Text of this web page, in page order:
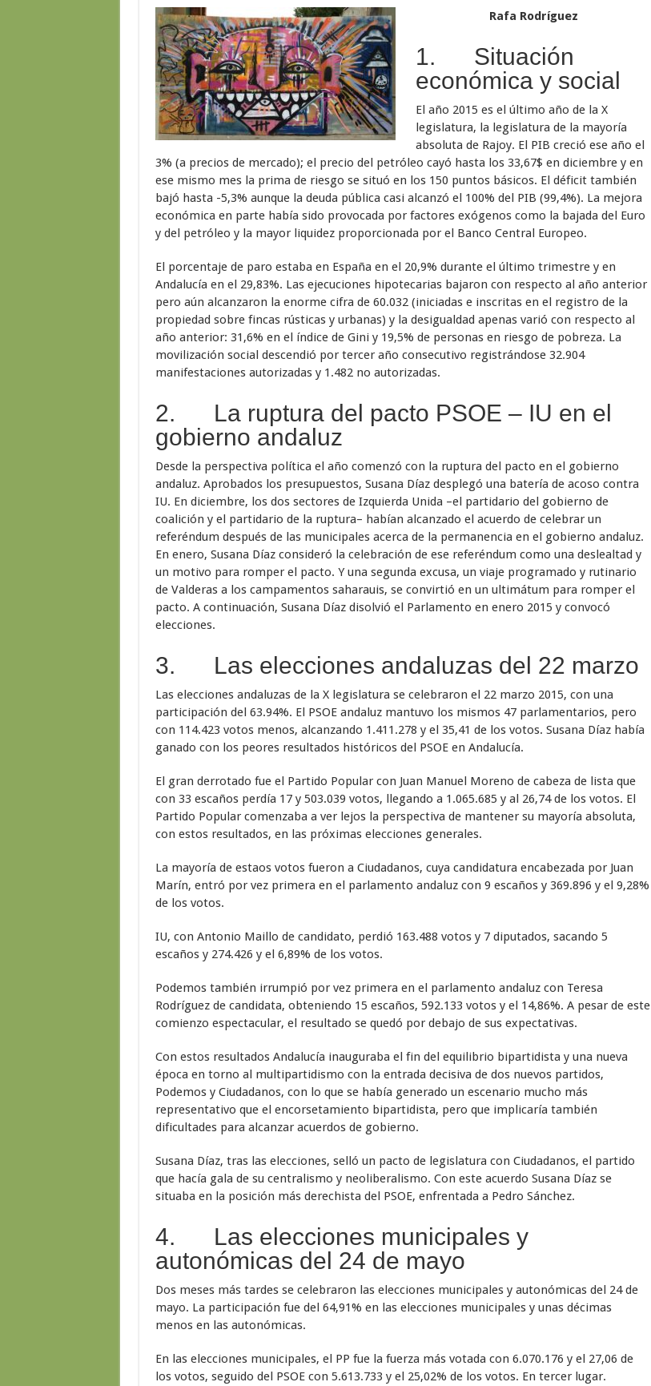
Rafa Rodríguez
1. Situación
económica y social
El año 2015 es el último año de la X
legislatura, la legislatura de la mayoría
absoluta de Rajoy. El PIB creció ese año el
3% (a precios de mercado); el precio del petróleo cayó hasta los 33,67$ en diciembre y en
ese mismo mes la prima de riesgo se situó en los 150 puntos básicos. El déficit también
bajó hasta -5,3% aunque la deuda pública casi alcanzó el 100% del PIB (99,4%). La mejora
económica en parte había sido provocada por factores exógenos como la bajada del Euro
y del petróleo y la mayor liquidez proporcionada por el Banco Central Europeo.
El porcentaje de paro estaba en España en el 20,9% durante el último trimestre y en
Andalucía en el 29,83%. Las ejecuciones hipotecarias bajaron con respecto al año anterior
pero aún alcanzaron la enorme cifra de 60.032 (iniciadas e inscritas en el registro de la
propiedad sobre fincas rústicas y urbanas) y la desigualdad apenas varió con respecto al
año anterior: 31,6% en el índice de Gini y 19,5% de personas en riesgo de pobreza. La
movilización social descendió por tercer año consecutivo registrándose 32.904
manifestaciones autorizadas y 1.482 no autorizadas.
2. La ruptura del pacto PSOE – IU en el
gobierno andaluz
Desde la perspectiva política el año comenzó con la ruptura del pacto en el gobierno
andaluz. Aprobados los presupuestos, Susana Díaz desplegó una batería de acoso contra
IU. En diciembre, los dos sectores de Izquierda Unida –el partidario del gobierno de
coalición y el partidario de la ruptura– habían alcanzado el acuerdo de celebrar un
referéndum después de las municipales acerca de la permanencia en el gobierno andaluz.
En enero, Susana Díaz consideró la celebración de ese referéndum como una deslealtad y
un motivo para romper el pacto. Y una segunda excusa, un viaje programado y rutinario
de Valderas a los campamentos saharauis, se convirtió en un ultimátum para romper el
pacto. A continuación, Susana Díaz disolvió el Parlamento en enero 2015 y convocó
elecciones.
3. Las elecciones andaluzas del 22 marzo
Las elecciones andaluzas de la X legislatura se celebraron el 22 marzo 2015, con una
participación del 63.94%. El PSOE andaluz mantuvo los mismos 47 parlamentarios, pero
con 114.423 votos menos, alcanzando 1.411.278 y el 35,41 de los votos. Susana Díaz había
ganado con los peores resultados históricos del PSOE en Andalucía.
El gran derrotado fue el Partido Popular con Juan Manuel Moreno de cabeza de lista que
con 33 escaños perdía 17 y 503.039 votos, llegando a 1.065.685 y al 26,74 de los votos. El
Partido Popular comenzaba a ver lejos la perspectiva de mantener su mayoría absoluta,
con estos resultados, en las próximas elecciones generales.
La mayoría de estaos votos fueron a Ciudadanos, cuya candidatura encabezada por Juan
Marín, entró por vez primera en el parlamento andaluz con 9 escaños y 369.896 y el 9,28%
de los votos.
IU, con Antonio Maillo de candidato, perdió 163.488 votos y 7 diputados, sacando 5
escaños y 274.426 y el 6,89% de los votos.
Podemos también irrumpió por vez primera en el parlamento andaluz con Teresa
Rodríguez de candidata, obteniendo 15 escaños, 592.133 votos y el 14,86%. A pesar de este
comienzo espectacular, el resultado se quedó por debajo de sus expectativas.
Con estos resultados Andalucía inauguraba el fin del equilibrio bipartidista y una nueva
época en torno al multipartidismo con la entrada decisiva de dos nuevos partidos,
Podemos y Ciudadanos, con lo que se había generado un escenario mucho más
representativo que el encorsetamiento bipartidista, pero que implicaría también
dificultades para alcanzar acuerdos de gobierno.
Susana Díaz, tras las elecciones, selló un pacto de legislatura con Ciudadanos, el partido
que hacía gala de su centralismo y neoliberalismo. Con este acuerdo Susana Díaz se
situaba en la posición más derechista del PSOE, enfrentada a Pedro Sánchez.
4. Las elecciones municipales y
autonómicas del 24 de mayo
Dos meses más tardes se celebraron las elecciones municipales y autonómicas del 24 de
mayo. La participación fue del 64,91% en las elecciones municipales y unas décimas
menos en las autonómicas.
En las elecciones municipales, el PP fue la fuerza más votada con 6.070.176 y el 27,06 de
los votos, seguido del PSOE con 5.613.733 y el 25,02% de los votos. En tercer lugar.